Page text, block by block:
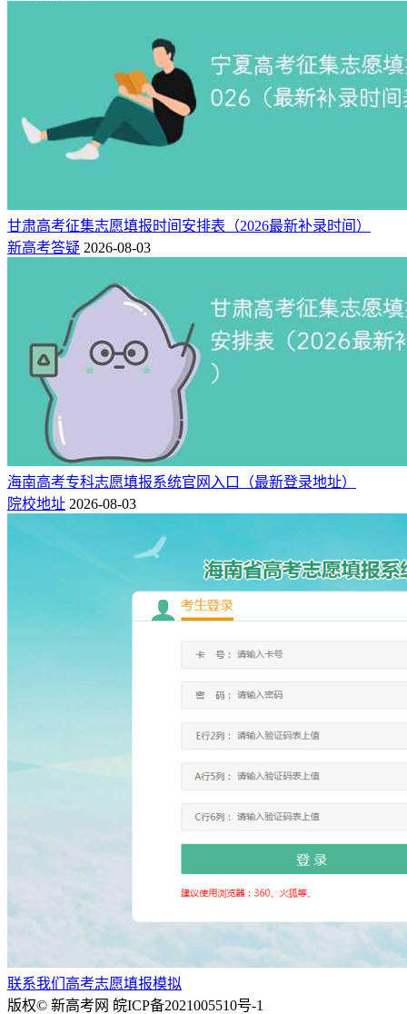
甘肃高考征集志愿填报时间安排表（2026最新补录时间）
新高考答疑 2026-08-03
海南高考专科志愿填报系统官网入口（最新登录地址）
院校地址 2026-08-03
联系我们 高考志愿填报模拟
版权© 新高考网 皖ICP备2021005510号-1